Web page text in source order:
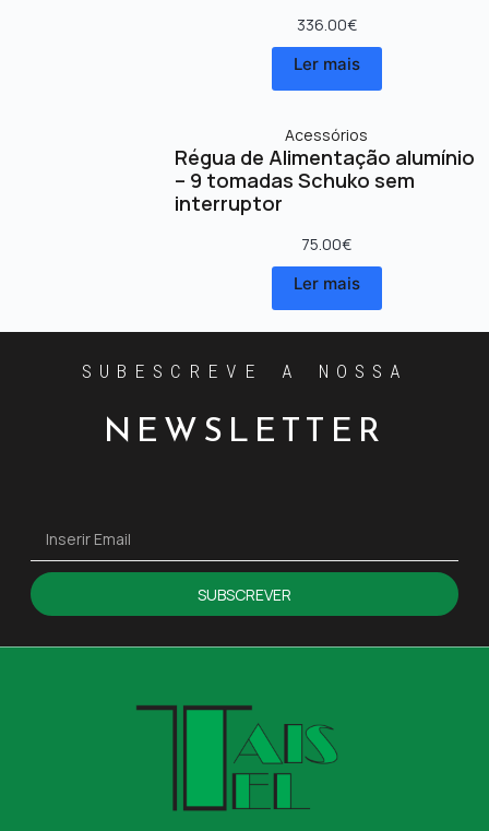
336.00€
Ler mais
Acessórios
Régua de Alimentação alumínio
– 9 tomadas Schuko sem
interruptor
75.00€
Ler mais
SUBESCREVE A NOSSA
NEWSLETTER
SUBSCREVER